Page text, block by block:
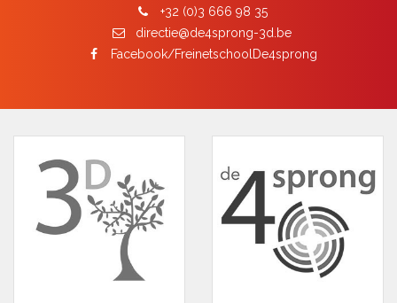
+32 (0)3 666 98 35
directie@de4sprong-3d.be
Facebook/FreinetschoolDe4sprong